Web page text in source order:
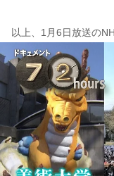
以上、1月6日放送の